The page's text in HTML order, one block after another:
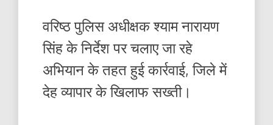
वरिष्ठ पुलिस अधीक्षक श्याम नारायण
सिंह के निर्देश पर चलाए जा रहे
अभियान के तहत हुई कार्रवाई, जिले में
देह व्यापार के खिलाफ सख्ती।